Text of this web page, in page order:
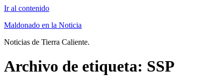
Ir al contenido
Maldonado en la Noticia
Noticias de Tierra Caliente.
Archivo de etiqueta: SSP